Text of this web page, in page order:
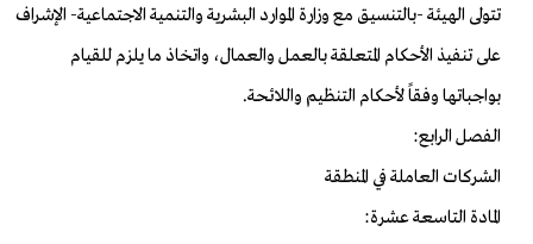
تتولى الهيئة -بالتنسيق مع وزارة الموارد البشرية والتنمية الاجتماعية- الإشراف
على تنفيذ الأحكام المتعلقة بالعمل والعمال، واتخاذ ما يلزم للقيام
بواجباتها وفقاً لأحكام التنظيم واللائحة.
الفصل الرابع:
الشركات العاملة في المنطقة
المادة التاسعة عشرة: